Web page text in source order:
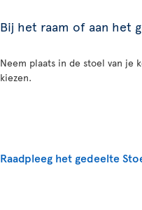
Bij het raam of aan het
Neem plaats in de stoel van je
kiezen.
Raadpleeg het gedeelte